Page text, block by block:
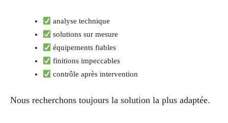
analyse technique
solutions sur mesure
équipements fiables
finitions impeccables
contrôle après intervention
Nous recherchons toujours la solution la plus adaptée.